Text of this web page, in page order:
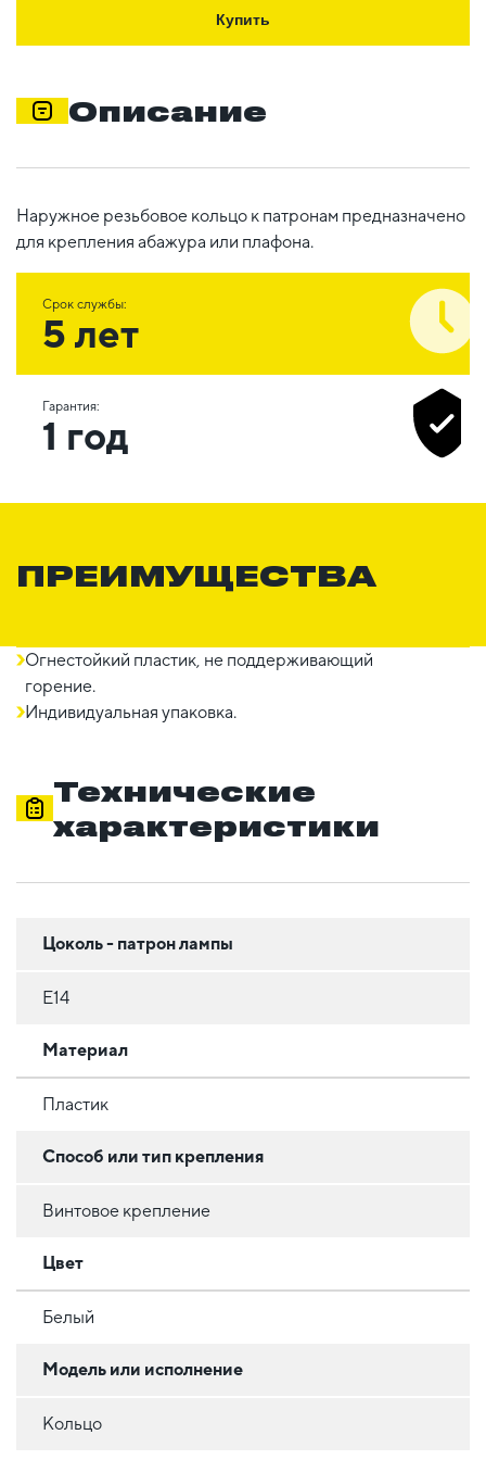
Купить
Описание
Наружное резьбовое кольцо к патронам предназначено
для крепления абажура или плафона.
Срок службы:
5 лет
Гарантия:
1 год
ПРЕИМУЩЕСТВА
Огнестойкий пластик, не поддерживающий
горение.
Индивидуальная упаковка.
Технические
характеристики
Цоколь - патрон лампы
E14
Материал
Пластик
Способ или тип крепления
Винтовое крепление
Цвет
Белый
Модель или исполнение
Кольцо